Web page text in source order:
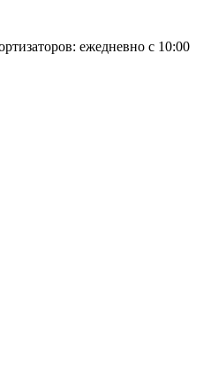
ежедневно с 10:00